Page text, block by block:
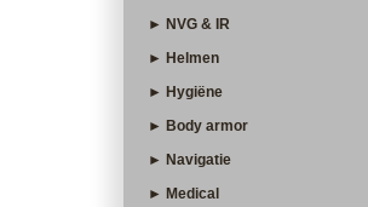
► NVG & IR
► Helmen
► Hygiëne
► Body armor
► Navigatie
► Medical